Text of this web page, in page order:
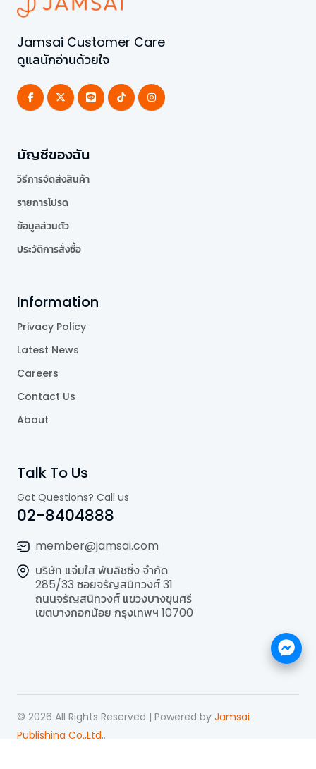
Jamsai Customer Care
ดูแลนักอ่านด้วยใจ
บัญชีของฉัน
วิธีการจัดส่งสินค้า
รายการโปรด
ข้อมูลส่วนตัว
ประวัติการสั่งซื้อ
Information
Privacy Policy
Latest News
Careers
Contact Us
About
Talk To Us
Got Questions? Call us
02-8404888
member@jamsai.com
บริษัท แจ่มใส พับลิชชิ่ง จำกัด
285/33 ซอยจรัญสนิทวงศ์ 31
ถนนจรัญสนิทวงศ์ แขวงบางขุนศรี
เขตบางกอกน้อย กรุงเทพฯ 10700
© 2026 All Rights Reserved | Powered by Jamsai
Publishing Co.,Ltd..